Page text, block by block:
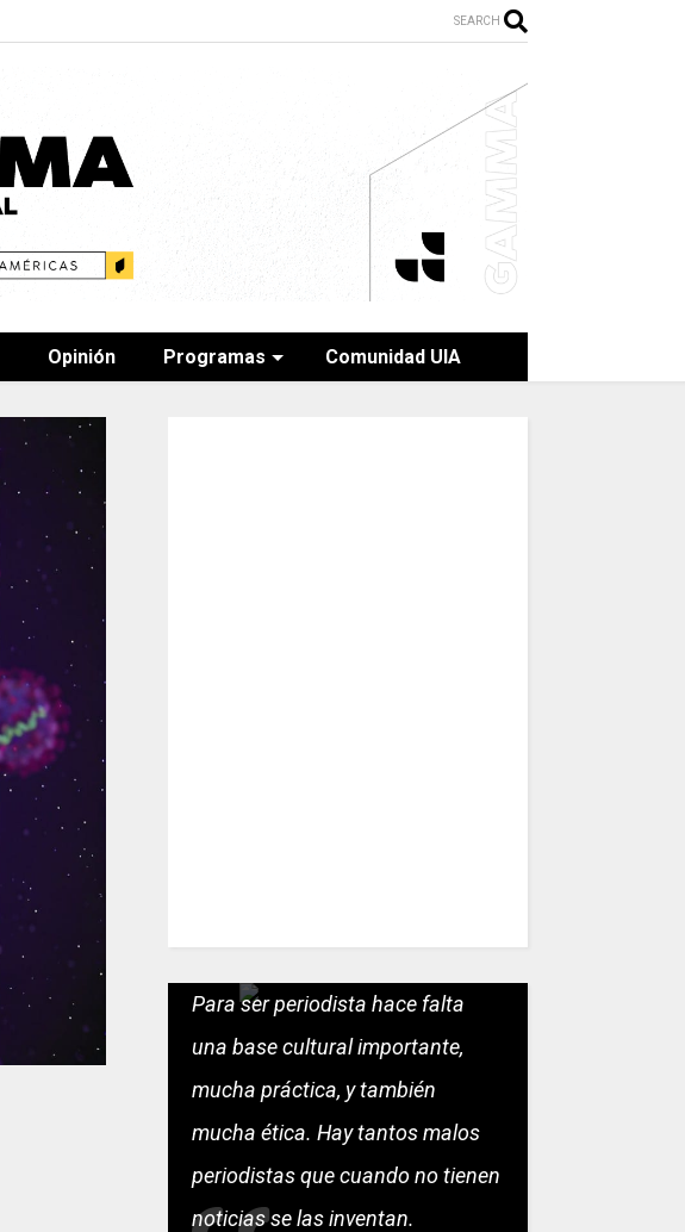
SEARCH
Opinión Programas Comunidad UIA
Para ser periodista hace falta
una base cultural importante,
mucha práctica, y también
mucha ética. Hay tantos malos
periodistas que cuando no tienen
noticias se las inventan.